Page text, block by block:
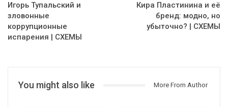
Игорь Тупальский и
зловонные
коррупционные
испарения | СХЕМЫ
Кира Пластинина и её
бренд: модно, но
убыточно? | СХЕМЫ
You might also like More From Author